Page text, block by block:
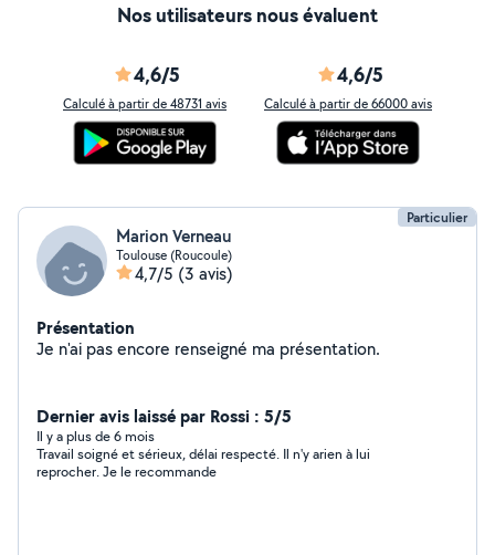
Nos utilisateurs nous évaluent
4,6/5
Calculé à partir de 48731 avis
4,6/5
Calculé à partir de 66000 avis
Particulier
Marion Verneau
Toulouse (Roucoule)
4,7/5 (3 avis)
Présentation
Je n'ai pas encore renseigné ma présentation.
Dernier avis laissé par Rossi : 5/5
Il y a plus de 6 mois
Travail soigné et sérieux, délai respecté. Il n'y arien à lui
reprocher. Je le recommande